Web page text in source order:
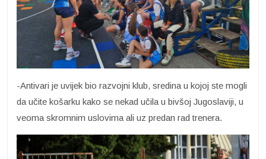
-Antivari je uvijek bio razvojni klub, sredina u kojoj ste mogli
da učite košarku kako se nekad učila u bivšoj Jugoslaviji, u
veoma skromnim uslovima ali uz predan rad trenera.